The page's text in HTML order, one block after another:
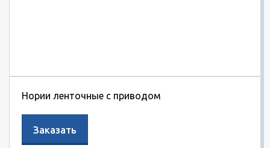
Нории ленточные с приводом
Заказать